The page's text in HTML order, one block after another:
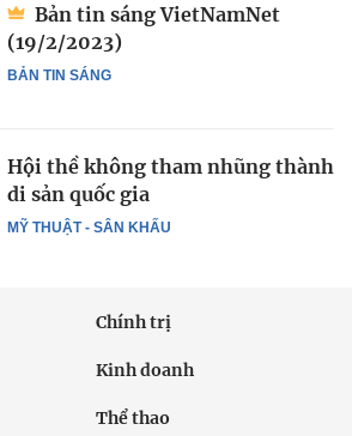
BẢN TIN SÁNG
Bản tin sáng VietNamNet
(19/2/2023)
MỸ THUẬT - SÂN KHẤU
​Hội thề không tham nhũng thành
di sản quốc gia
Chính trị
Kinh doanh
Thể thao